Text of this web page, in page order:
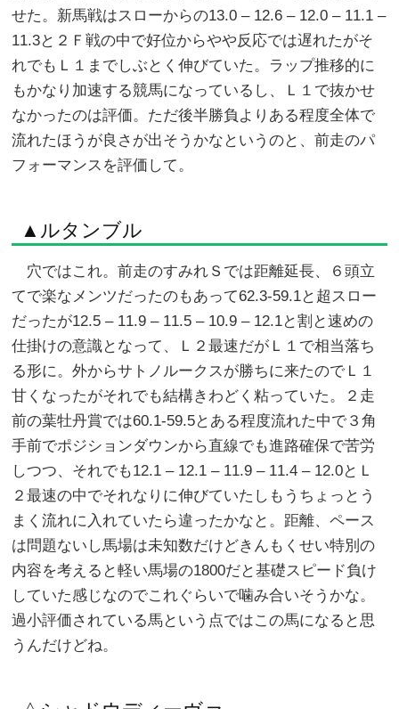
せた。新馬戦はスローからの13.0 – 12.6 – 12.0 – 11.1 –
11.3と２Ｆ戦の中で好位からやや反応では遅れたがそ
れでもＬ１までしぶとく伸びていた。ラップ推移的に
もかなり加速する競馬になっているし、Ｌ１で抜かせ
なかったのは評価。ただ後半勝負よりある程度全体で
流れたほうが良さが出そうかなというのと、前走のパ
フォーマンスを評価して。
▲ルタンブル
穴ではこれ。前走のすみれＳでは距離延長、６頭立
てで楽なメンツだったのもあって62.3-59.1と超スロー
だったが12.5 – 11.9 – 11.5 – 10.9 – 12.1と割と速めの
仕掛けの意識となって、Ｌ２最速だがＬ１で相当落ち
る形に。外からサトノルークスが勝ちに来たのでＬ１
甘くなったがそれでも結構きわどく粘っていた。２走
前の葉牡丹賞では60.1-59.5とある程度流れた中で３角
手前でポジションダウンから直線でも進路確保で苦労
しつつ、それでも12.1 – 12.1 – 11.9 – 11.4 – 12.0とＬ
２最速の中でそれなりに伸びていたしもうちょっとう
まく流れに入れていたら違ったかなと。距離、ペース
は問題ないし馬場は未知数だけどきんもくせい特別の
内容を考えると軽い馬場の1800だと基礎スピード負け
していた感じなのでこれぐらいで噛み合いそうかな。
過小評価されている馬という点ではこの馬になると思
うんだけどね。